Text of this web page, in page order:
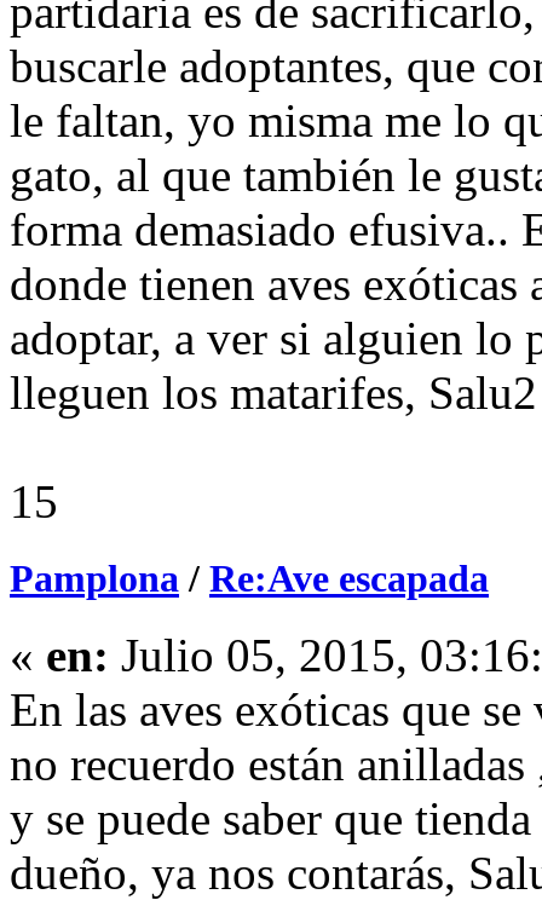
partidaria es de
buscarle adoptantes, que
le faltan, yo misma me lo
gato, al que también le
forma demasiado efusiva..
donde tienen aves
adoptar, a ver si alguien lo
lleguen los matarifes, Salu2
15
Pamplona / Re:Ave escapada
« en: Julio 05, 2015,
En las aves exóticas que
no recuerdo están
y se puede saber que
dueño, ya nos contarás,